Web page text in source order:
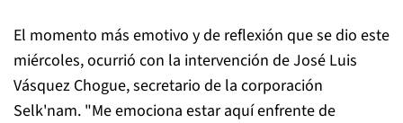
El momento más emotivo y de reflexión que se dio este
miércoles, ocurrió con la intervención de José Luis
Vásquez Chogue, secretario de la corporación
Selk'nam. "Me emociona estar aquí enfrente de